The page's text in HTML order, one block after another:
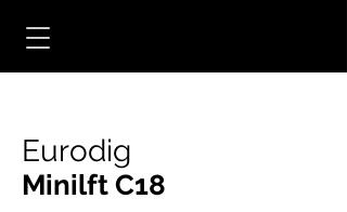
Eurodig
Minilft C18